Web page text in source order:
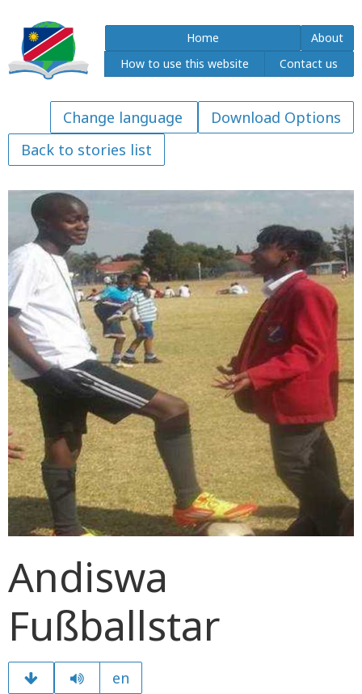
Home
About
How to use this website
Contact us
Download Options
Back to stories list
Andiswa
Fußballstar
en